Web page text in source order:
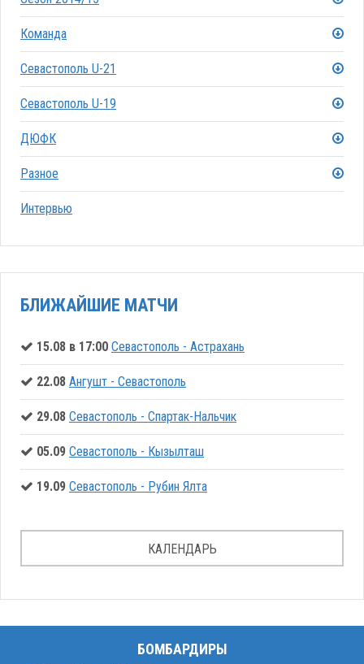
Команда
Севастополь U-21
Севастополь U-19
ДЮФК
Разное
Интервью
БЛИЖАЙШИЕ МАТЧИ
15.08 в 17:00 Севастополь - Астрахань
22.08 Ангушт - Севастополь
29.08 Севастополь - Спартак-Нальчик
05.09 Севастополь - Кызылташ
19.09 Севастополь - Рубин Ялта
КАЛЕНДАРЬ
БОМБАРДИРЫ